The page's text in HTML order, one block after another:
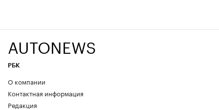
AUTONEWS
РБК
О компании
Контактная информация
Редакция